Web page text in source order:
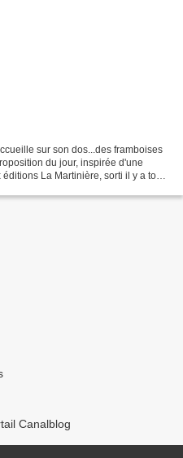
sur son dos...des framboises
du jour, inspirée d'une
La Martinière, sorti il y a tout
Canalblog